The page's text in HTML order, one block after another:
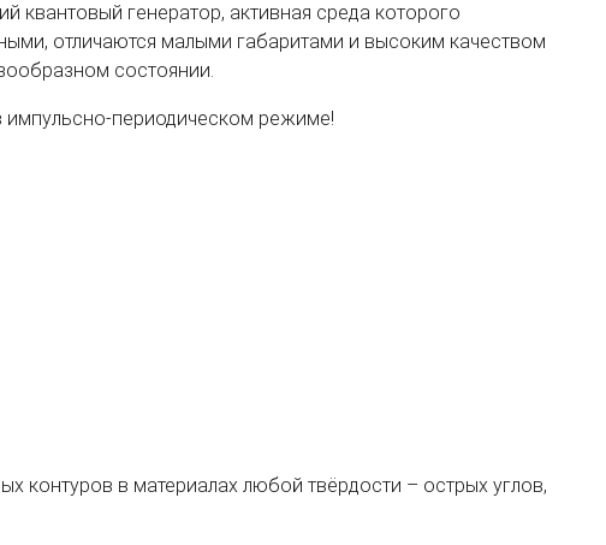
квантовый генератор, активная среда которого
отличаются малыми габаритами и высоким качеством
состоянии.
периодическом режиме!
контуров в материалах любой твёрдости – острых углов,